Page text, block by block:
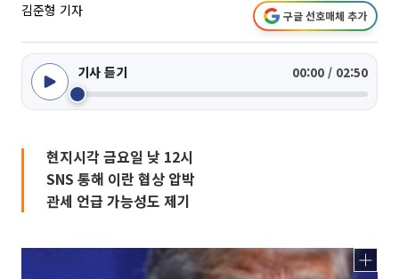
김준형 기자 구글 선호매체 추가
기사 듣기 00:00 / 02:50
현지시각 금요일 낮 12시
SNS 통해 이란 협상 압박
관세 언급 가능성도 제기